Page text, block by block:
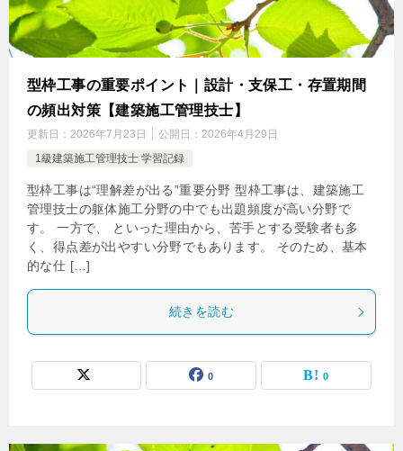
型枠工事の重要ポイント｜設計・支保工・存置期間
の頻出対策【建築施工管理技士】
更新日： 2026年7月23日 公開日： 2026年4月29日
1級建築施工管理技士 学習記録
型枠工事は“理解差が出る”重要分野 型枠工事は、建築施工
管理技士の躯体施工分野の中でも出題頻度が高い分野で
す。 一方で、 といった理由から、苦手とする受験者も多
く、得点差が出やすい分野でもあります。 そのため、基本
的な仕 […]
続きを読む
0 0